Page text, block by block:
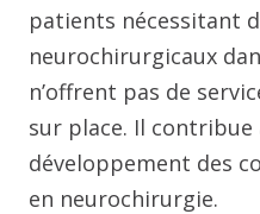
patients nécessitant
neurochirurgicaux
n’offrent pas de
sur place. Il contribue
développement des
en neurochirurgie.